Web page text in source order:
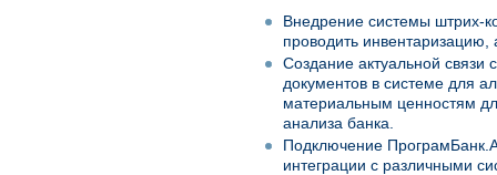
Внедрение системы штрих-
проводить
Создание актуальной связи
документов в системе для
материальным ценностям
анализа банка.
Подключение
интеграции с различными